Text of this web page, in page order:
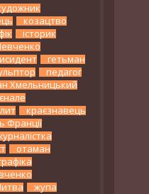
козацтво
історик
гетьман
педагог
Хмельницький
краєзнавець
Франції
отаман
жупа